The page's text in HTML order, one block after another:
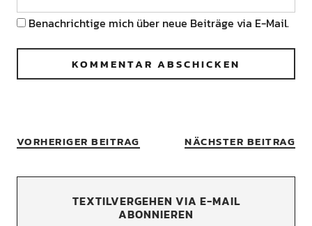
Benachrichtige mich über neue Beiträge via E-Mail.
VORHERIGER BEITRAG NÄCHSTER BEITRAG
TEXTILVERGEHEN VIA E-MAIL
ABONNIEREN